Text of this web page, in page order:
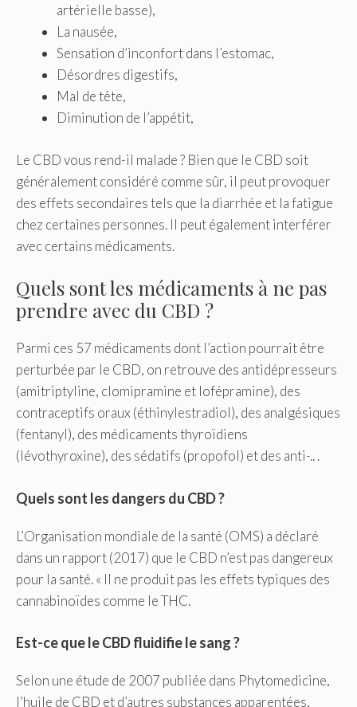
artérielle basse),
La nausée,
Sensation d’inconfort dans l’estomac,
Désordres digestifs,
Mal de tête,
Diminution de l’appétit,
Le CBD vous rend-il malade ? Bien que le CBD soit
généralement considéré comme sûr, il peut provoquer
des effets secondaires tels que la diarrhée et la fatigue
chez certaines personnes. Il peut également interférer
avec certains médicaments.
Quels sont les médicaments à ne pas
prendre avec du CBD ?
Parmi ces 57 médicaments dont l’action pourrait être
perturbée par le CBD, on retrouve des antidépresseurs
(amitriptyline, clomipramine et lofépramine), des
contraceptifs oraux (éthinylestradiol), des analgésiques
(fentanyl), des médicaments thyroïdiens
(lévothyroxine), des sédatifs (propofol) et des anti-.. .
Quels sont les dangers du CBD ?
L’Organisation mondiale de la santé (OMS) a déclaré
dans un rapport (2017) que le CBD n’est pas dangereux
pour la santé. « Il ne produit pas les effets typiques des
cannabinoïdes comme le THC.
Est-ce que le CBD fluidifie le sang ?
Selon une étude de 2007 publiée dans Phytomedicine,
l’huile de CBD et d’autres substances apparentées,